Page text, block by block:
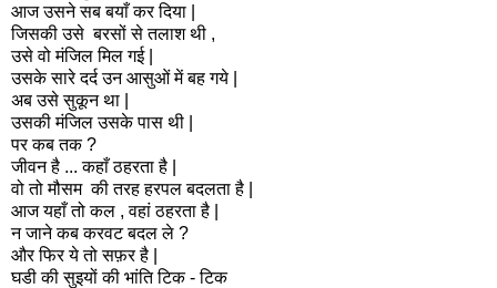
आज उसने सब बयाँ कर दिया |
जिसकी उसे बरसों से तलाश थी ,
उसे वो मंजिल मिल गई |
उसके सारे दर्द उन आसुओं में बह गये |
अब उसे सुकून था |
उसकी मंजिल उसके पास थी |
पर कब तक ?
जीवन है ... कहाँ ठहरता है |
वो तो मौसम की तरह हरपल बदलता है |
आज यहाँ तो कल , वहां ठहरता है |
न जाने कब करवट बदल ले ?
और फिर ये तो सफ़र है |
घडी की सुइयों की भांति टिक - टिक